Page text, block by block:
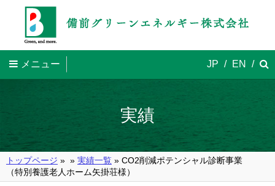
メニュー JP / EN /
実績
トップページ » » 実績一覧 » CO2削減ポテンシャル診断事業
（特別養護老人ホーム矢掛荘様）